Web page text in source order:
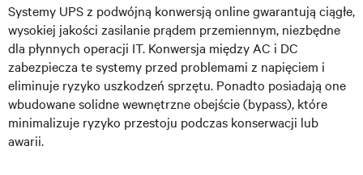
Systemy UPS z podwójną konwersją online gwarantują ciągłe,
wysokiej jakości zasilanie prądem przemiennym, niezbędne
dla płynnych operacji IT. Konwersja między AC i DC
zabezpiecza te systemy przed problemami z napięciem i
eliminuje ryzyko uszkodzeń sprzętu. Ponadto posiadają one
wbudowane solidne wewnętrzne obejście (bypass), które
minimalizuje ryzyko przestoju podczas konserwacji lub
awarii.